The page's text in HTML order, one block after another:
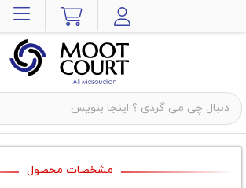
مشخصات محصول